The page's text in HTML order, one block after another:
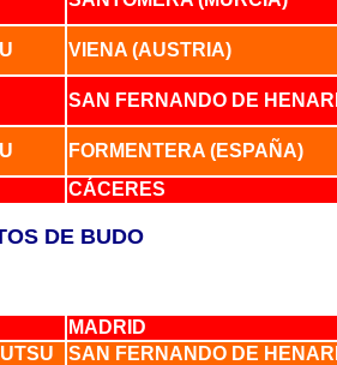
VIENA (AUSTRIA)
SAN FERNANDO DE
FORMENTERA (ESPAÑA)
CÁCERES
DE BUDO
MADRID
SAN FERNANDO DE